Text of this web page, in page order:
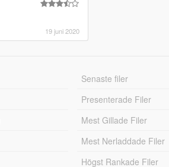
19 juni 2020
Senaste filer
Presenterade Filer
Mest Gillade Filer
Mest Nerladdade Filer
Högst Rankade Filer